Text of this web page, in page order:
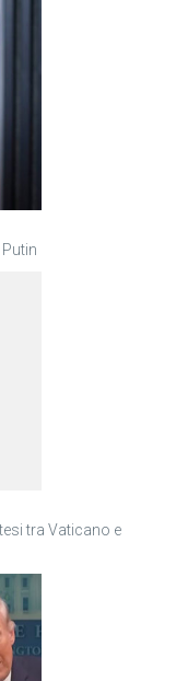
tra Vaticano e